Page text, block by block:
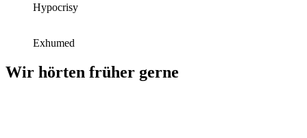
Hypocrisy
Exhumed
Wir hörten früher gerne